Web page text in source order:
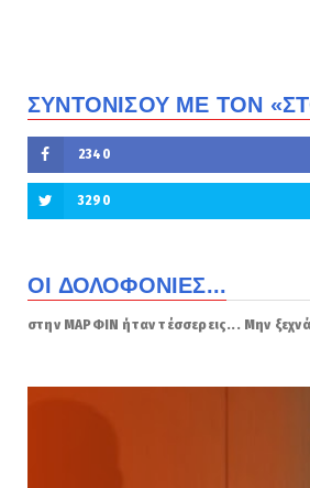
ΣΥΝΤΟΝΙΣΟΥ ΜΕ ΤΟΝ
2340
3290
ΟΙ ΔΟΛΟΦΟΝΙΕΣ...
στην ΜΑΡΦΙΝ ήταν τέσσερεις... Μην